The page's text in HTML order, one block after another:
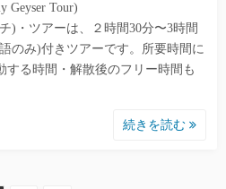
Geyser Tour)
)・ツアーは、２時間30分〜3時間
のみ)付きツアーです。所要時間に
する時間・解散後のフリー時間も
続きを読む